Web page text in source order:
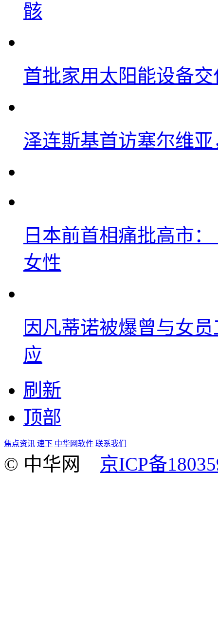
骸
首批家用太阳能设备
泽连斯基首访塞尔维
日本前首相痛批高市
女性
因凡蒂诺被爆曾与女
应
刷新
顶部
焦点资讯 速下 中华网软件 联系我们
© 中华网 京ICP备